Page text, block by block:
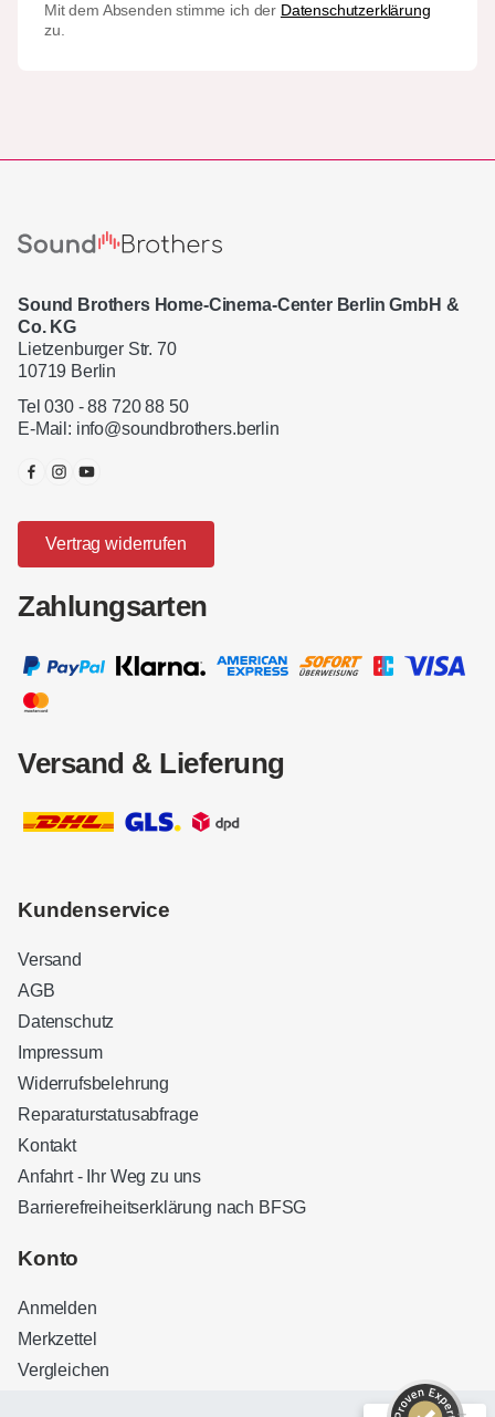
Mit dem Absenden stimme ich der Datenschutzerklärung
zu.
Sound Brothers Home-Cinema-Center Berlin GmbH &
Co. KG
Lietzenburger Str. 70
10719 Berlin
Tel 030 - 88 720 88 50
E-Mail: info@soundbrothers.berlin
Vertrag widerrufen
Zahlungsarten
Versand & Lieferung
Kundenservice
Versand
AGB
Datenschutz
Impressum
Widerrufsbelehrung
Reparaturstatusabfrage
Kontakt
Anfahrt - Ihr Weg zu uns
Barrierefreiheitserklärung nach BFSG
Konto
Anmelden
Merkzettel
Vergleichen
Kundenbewertungen und Erfahrungen zu
32
Bewertungen auf